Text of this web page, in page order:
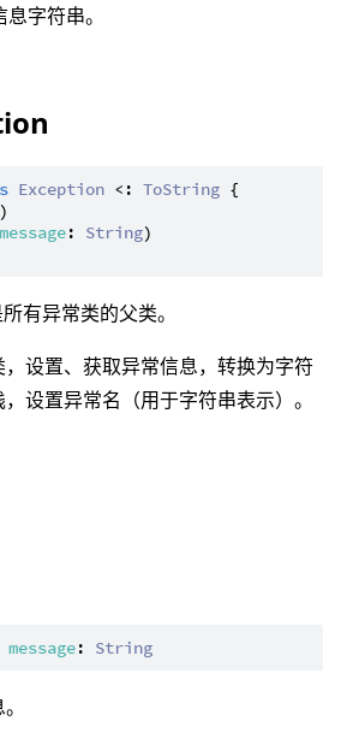
字符串。
Exception <: ToString {
message: String)
有异常类的父类。
设置、获取异常信息，转换为字符
设置异常名（用于字符串表示）。
message: String